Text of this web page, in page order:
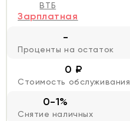
ВТБ
Зарплатная
-
Проценты на остаток
0 ₽
Стоимость обслуживания
0-1%
Снятие наличных